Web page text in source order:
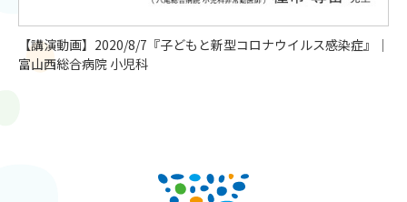
【講演動画】2020/8/7『子どもと新型コロナウイルス感染症』│
富山西総合病院 小児科